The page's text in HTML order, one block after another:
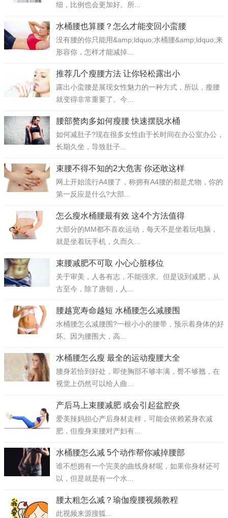
细，比例也会更加好。所...
水桶腰也算腰？怎么才能变回小蛮腰
没有腰的你只能用&amp;ldquo;水桶腰&amp;ldquo;来
形容你，怎样才能减掉...
推荐几个瘦腰方法 让你轻松露出小
露出小蛮腰是展现女性魅力的一种方式，所以，瘦腰
就变得非常重要了。今...
腰部赘肉多如何瘦腰 快速摆脱水桶
如何减肚子?现在很多女性由于长时间在办公室办公，
长期久坐，导致肚子...
束腰不得不知的2大危害 你还敢这样
网上开始流行A4腰了，称拥有A4腰的都是尤物，你的
第一反应是什么?大部...
怎么瘦水桶腰最有效 这4个方法值得
大部分的MM都不喜欢运动，每天不是坐着玩电脑，
就是坐着玩手机，久而久...
束腰减肥不可取 小心心脏移位
关于审美，人各有志，不能强求。但是说到减肥，从
古至今，除了唐朝，人...
腰越宽寿命越短 水桶腰怎么减腰围
水桶腰怎么减腰围?一根小小的腰带，预示着身体的好
坏。因为腰围大，高...
水桶腰怎么瘦 最全的运动瘦腰大全
腰身若恰到好处，即使胸部不够丰满，臀不够翘，在
视觉上仍然可以给人曲...
产后马上束腰减肥 或会引起盆腔炎
爱美辣妈担心产后身材走样，可能会依赖紧身衣减
肥，但瘦身束腰对产妇有...
水桶腰怎么减 5个动作帮你减掉腰部
谁不想拥有一个完美的曲线身材呢，如果你身材还可
以，但是就是有一个水...
腰太粗怎么减？瑜伽瘦腰视频教程
此视频来源搜狐...